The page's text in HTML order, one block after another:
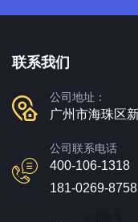
联系我们
公司地址：
广州市海珠区
公司联系电话
400-106-1318
181-0269-8758